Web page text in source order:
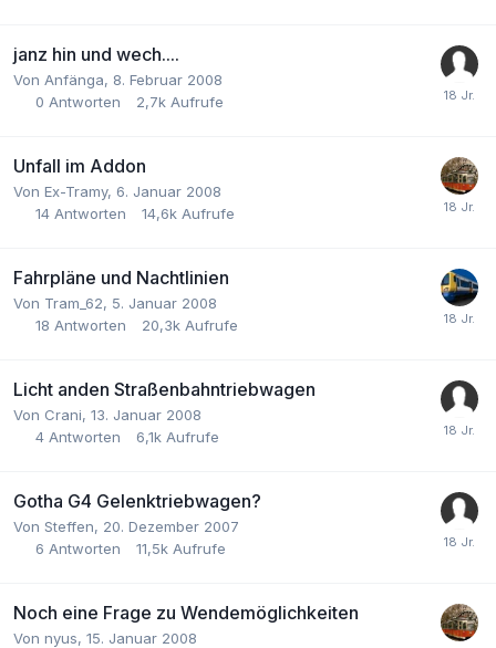
janz hin und wech....
Von Anfänga, 8. Februar 2008
0 Antworten 2,7k Aufrufe
Unfall im Addon
Von Ex-Tramy, 6. Januar 2008
14 Antworten 14,6k Aufrufe
Fahrpläne und Nachtlinien
Von Tram_62, 5. Januar 2008
18 Antworten 20,3k Aufrufe
Licht anden Straßenbahntriebwagen
Von Crani, 13. Januar 2008
4 Antworten 6,1k Aufrufe
Gotha G4 Gelenktriebwagen?
Von Steffen, 20. Dezember 2007
6 Antworten 11,5k Aufrufe
Noch eine Frage zu Wendemöglichkeiten
Von nyus, 15. Januar 2008